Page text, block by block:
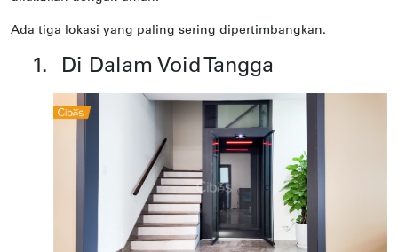
Ada tiga lokasi yang paling sering dipertimbangkan.
1. Di Dalam Void Tangga